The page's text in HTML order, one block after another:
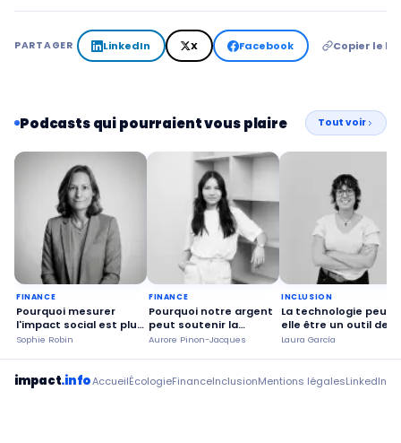
PARTAGER LinkedIn X Facebook Copier le
Podcasts qui pourraient vous plaire Tout voir
FINANCE
Pourquoi mesurer
l'impact social est plus
urgent que jamais ?
Sophie Robin
FINANCE
Pourquoi notre argent
peut soutenir la
transition écologique ?
Aurore Pinon-Jacques
INCLUSION
La technologie peut-
elle être un outil de
transformation
Laura García
impact.infoAccueilÉcologieFinanceInclusionMentions légalesLinkedIn